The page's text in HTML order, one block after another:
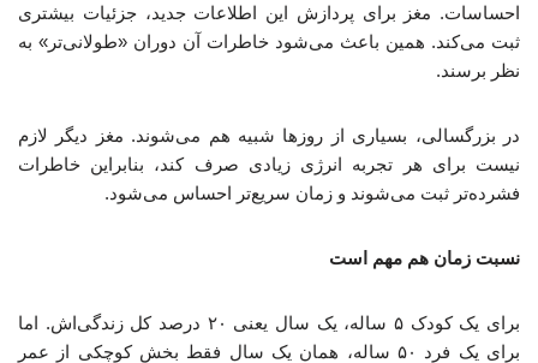
احساسات. مغز برای پردازش این اطلاعات جدید، جزئیات بیشتری
ثبت می‌کند. همین باعث می‌شود خاطرات آن دوران «طولانی‌تر» به
نظر برسند.
در بزرگسالی، بسیاری از روزها شبیه هم می‌شوند. مغز دیگر لازم
نیست برای هر تجربه انرژی زیادی صرف کند، بنابراین خاطرات
فشرده‌تر ثبت می‌شوند و زمان سریع‌تر احساس می‌شود.
نسبت زمان هم مهم است
برای یک کودک ۵ ساله، یک سال یعنی ۲۰ درصد کل زندگی‌اش. اما
برای یک فرد ۵۰ ساله، همان یک سال فقط بخش کوچکی از عمر